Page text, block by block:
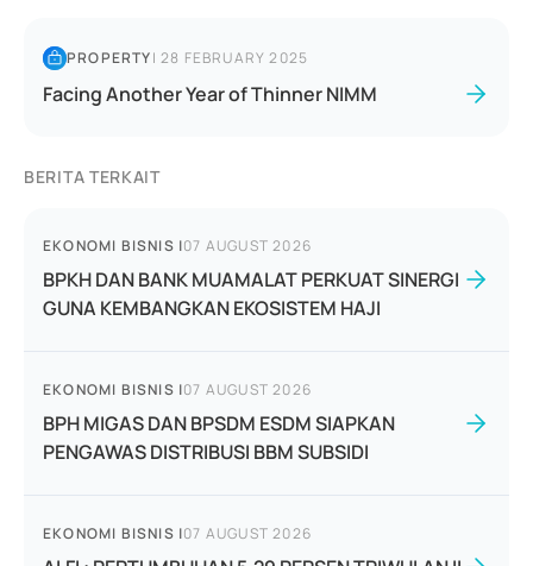
PROPERTY|28 FEBRUARY 2025
Facing Another Year of Thinner NIMM
BERITA TERKAIT
EKONOMI BISNIS |07 AUGUST 2026
BPKH DAN BANK MUAMALAT PERKUAT SINERGI
GUNA KEMBANGKAN EKOSISTEM HAJI
EKONOMI BISNIS |07 AUGUST 2026
BPH MIGAS DAN BPSDM ESDM SIAPKAN
PENGAWAS DISTRIBUSI BBM SUBSIDI
EKONOMI BISNIS |07 AUGUST 2026